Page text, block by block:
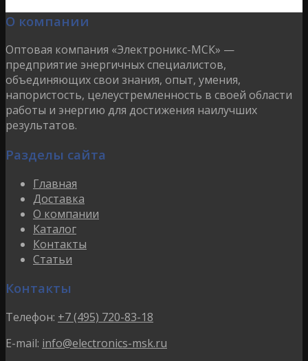
О компании
Оптовая компания «Электроникс-МСК» —
предприятие энергичных специалистов,
объединяющих свои знания, опыт, умения,
напористость, целеустремленность в своей области
работы и энергию для достижения наилучших
результатов.
Разделы сайта
Главная
Доставка
О компании
Каталог
Контакты
Статьи
Контакты
Телефон: +7 (495) 720-83-18
E-mail: info@electronics-msk.ru